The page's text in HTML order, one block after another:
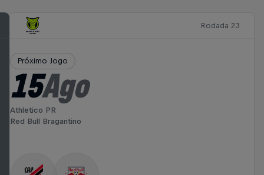
Rodada 23
Próximo Jogo
15Ago
Athletico PR
Red Bull Bragantino